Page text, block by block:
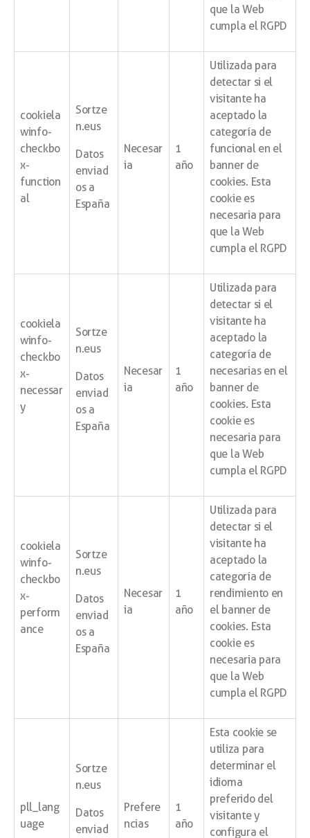
que la Web
cumpla el RGPD
cookiela
winfo-
checkbo
x-
function
al
Sortze
n.eus
Datos
enviad
os a
España
Necesar
ia
1
año
Utilizada para
detectar si el
visitante ha
aceptado la
categoría de
funcional en el
banner de
cookies. Esta
cookie es
necesaria para
que la Web
cumpla el RGPD
cookiela
winfo-
checkbo
x-
necessar
y
Sortze
n.eus
Datos
enviad
os a
España
Necesar
ia
1
año
Utilizada para
detectar si el
visitante ha
aceptado la
categoría de
necesarias en el
banner de
cookies. Esta
cookie es
necesaria para
que la Web
cumpla el RGPD
cookiela
winfo-
checkbo
x-
perform
ance
Sortze
n.eus
Datos
enviad
os a
España
Necesar
ia
1
año
Utilizada para
detectar si el
visitante ha
aceptado la
categoría de
rendimiento en
el banner de
cookies. Esta
cookie es
necesaria para
que la Web
cumpla el RGPD
pll_lang
uage
Sortze
n.eus
Datos
enviad
Prefere
ncias
1
año
Esta cookie se
utiliza para
determinar el
idioma
preferido del
visitante y
configura el